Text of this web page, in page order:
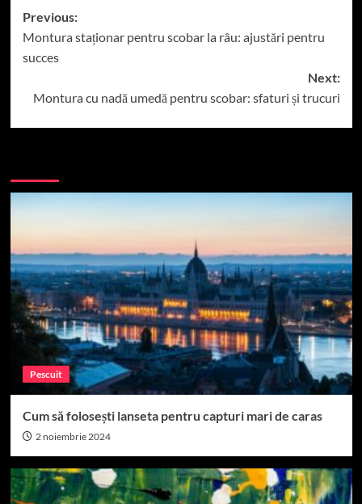
Post
navigation
Previous:
Montura staționar pentru scobar la râu: ajustări pentru
succes
Next:
Montura cu nadă umedă pentru scobar: sfaturi și trucuri
Pescuit
Cum să folosești lanseta pentru capturi mari de caras
2 noiembrie 2024